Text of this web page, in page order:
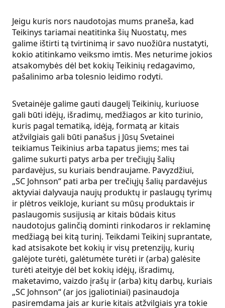
Jeigu kuris nors naudotojas mums praneša, kad
Teikinys tariamai neatitinka šių Nuostatų, mes
galime ištirti tą tvirtinimą ir savo nuožiūra nustatyti,
kokio atitinkamo veiksmo imtis. Mes neturime jokios
atsakomybės dėl bet kokių Teikinių redagavimo,
pašalinimo arba tolesnio leidimo rodyti.
Svetainėje galime gauti daugelį Teikinių, kuriuose
gali būti idėjų, išradimų, medžiagos ar kito turinio,
kuris pagal tematiką, idėją, formatą ar kitais
atžvilgiais gali būti panašus į Jūsų Svetainei
teikiamus Teikinius arba tapatus jiems; mes tai
galime sukurti patys arba per trečiųjų šalių
pardavėjus, su kuriais bendraujame. Pavyzdžiui,
„SC Johnson“ pati arba per trečiųjų šalių pardavėjus
aktyviai dalyvauja naujų produktų ir paslaugų tyrimų
ir plėtros veikloje, kuriant su mūsų produktais ir
paslaugomis susijusią ar kitais būdais kitus
naudotojus galinčią dominti rinkodaros ir reklaminę
medžiagą bei kitą turinį. Teikdami Teikinį suprantate,
kad atsisakote bet kokių ir visų pretenzijų, kurių
galėjote turėti, galėtumėte turėti ir (arba) galėsite
turėti ateityje dėl bet kokių idėjų, išradimų,
maketavimo, vaizdo įrašų ir (arba) kitų darbų, kuriais
„SC Johnson“ (ar jos įgaliotiniai) pasinaudoja
pasiremdama jais ar kurie kitais atžvilgiais yra tokie